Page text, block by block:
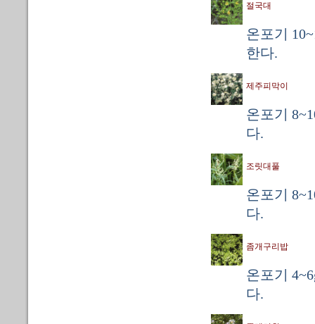
절국대
온포기
한다.
제주피막이
온포기
다.
조릿대풀
온포기
다.
좀개구리밥
온포기
다.